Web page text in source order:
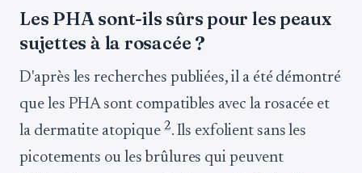
Les PHA sont-ils sûrs pour les peaux
sujettes à la rosacée ?
D'après les recherches publiées, il a été démontré
que les PHA sont compatibles avec la rosacée et
la dermatite atopique 2. Ils exfolient sans les
picotements ou les brûlures qui peuvent